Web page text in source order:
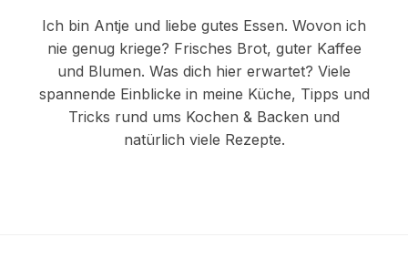
Ich bin Antje und liebe gutes Essen. Wovon ich
nie genug kriege? Frisches Brot, guter Kaffee
und Blumen. Was dich hier erwartet? Viele
spannende Einblicke in meine Küche, Tipps und
Tricks rund ums Kochen & Backen und
natürlich viele Rezepte.